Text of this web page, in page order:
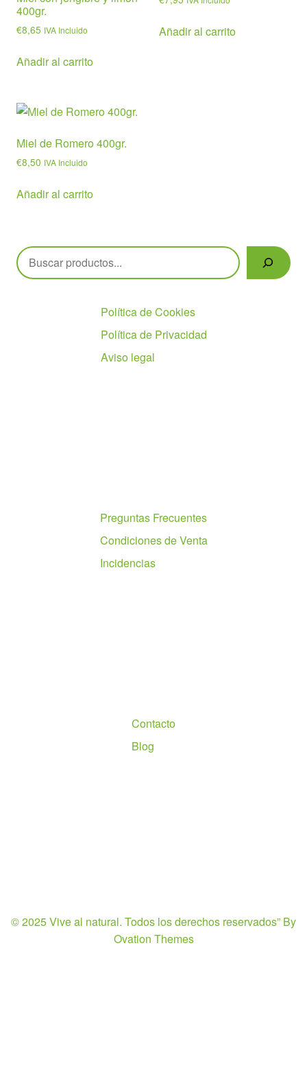
400gr.
€8,65 IVA Incluido
Añadir al carrito
Añadir al carrito
Miel de Romero 400gr.
€8,50 IVA Incluido
Añadir al carrito
Buscar
Política de Cookies
Política de Privacidad
Aviso legal
Preguntas Frecuentes
Condiciones de Venta
Incidencias
Contacto
Blog
© 2025 Vive al natural. Todos los derechos reservados” By
Ovation Themes